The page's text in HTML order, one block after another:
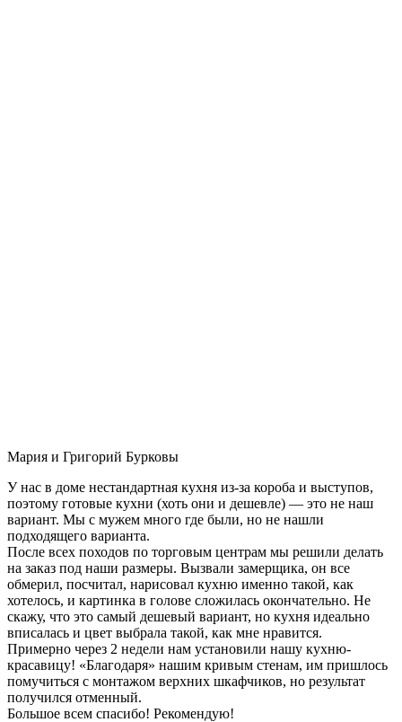
Мария и Григорий Бурковы
У нас в доме нестандартная кухня из-за короба и выступов,
поэтому готовые кухни (хоть они и дешевле) — это не наш
вариант. Мы с мужем много где были, но не нашли
подходящего варианта.
После всех походов по торговым центрам мы решили делать
на заказ под наши размеры. Вызвали замерщика, он все
обмерил, посчитал, нарисовал кухню именно такой, как
хотелось, и картинка в голове сложилась окончательно. Не
скажу, что это самый дешевый вариант, но кухня идеально
вписалась и цвет выбрала такой, как мне нравится.
Примерно через 2 недели нам установили нашу кухню-
красавицу! «Благодаря» нашим кривым стенам, им пришлось
помучиться с монтажом верхних шкафчиков, но результат
получился отменный.
Большое всем спасибо! Рекомендую!